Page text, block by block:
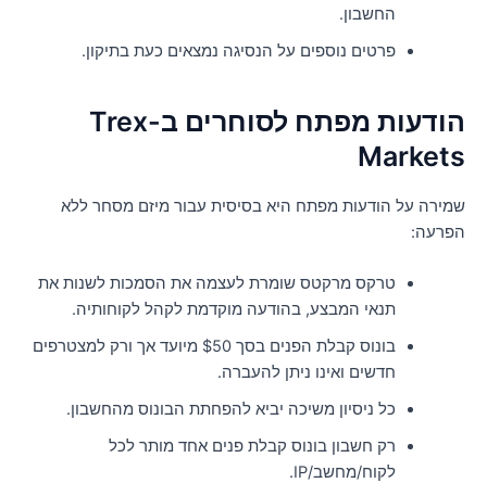
החשבון.
פרטים נוספים על הנסיגה נמצאים כעת בתיקון.
הודעות מפתח לסוחרים ב-Trex
על הודעות מפתח היא בסיסית עבור מיזם מסחר ללא
טרקס מרקטס שומרת לעצמה את הסמכות לשנות את
תנאי המבצע, בהודעה מוקדמת לקהל לקוחותיה.
בונוס קבלת הפנים בסך $50 מיועד אך ורק למצטרפים
חדשים ואינו ניתן להעברה.
כל ניסיון משיכה יביא להפחתת הבונוס מהחשבון.
רק חשבון בונוס קבלת פנים אחד מותר לכל
לקוח/מחשב/IP.